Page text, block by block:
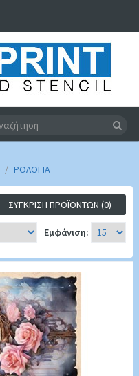
ΡΟΛΟΓΙΑ
ΣΎΓΚΡΙΣΗ ΠΡΟΪΌΝΤΩΝ (0)
Εμφάνιση: